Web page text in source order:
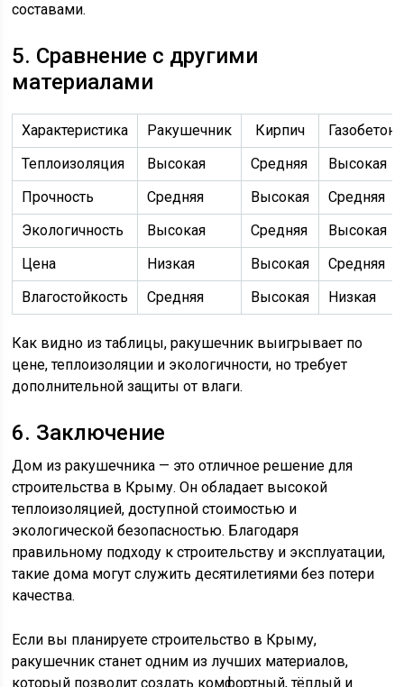
составами.
5. Сравнение с другими
материалами
Характеристика Ракушечник Кирпич
Газобетон
Теплоизоляция
Высокая Средняя
Высокая
Прочность
Средняя Высокая
Средняя
Экологичность
Высокая Средняя
Высокая
Цена
Низкая Высокая
Средняя
Влагостойкость
Средняя Высокая Низкая
Как видно из таблицы, ракушечник выигрывает по
цене, теплоизоляции и экологичности, но требует
дополнительной защиты от влаги.
6. Заключение
Дом из ракушечника — это отличное решение для
строительства в Крыму. Он обладает высокой
теплоизоляцией, доступной стоимостью и
экологической безопасностью. Благодаря
правильному подходу к строительству и эксплуатации,
такие дома могут служить десятилетиями без потери
качества.
Если вы планируете строительство в Крыму,
ракушечник станет одним из лучших материалов,
который позволит создать комфортный, тёплый и